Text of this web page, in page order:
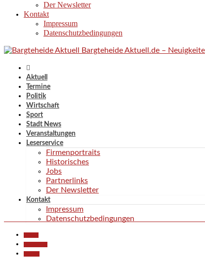
Der Newsletter
Kontakt
Impressum
Datenschutzbedingungen
Bargteheide Aktuell.de –
Aktuell
Termine
Politik
Wirtschaft
Sport
Stadt News
Veranstaltungen
Leserservice
Firmenportraits
Historisches
Jobs
Partnerlinks
Der Newsletter
Kontakt
Impressum
Datenschutzbedingungen